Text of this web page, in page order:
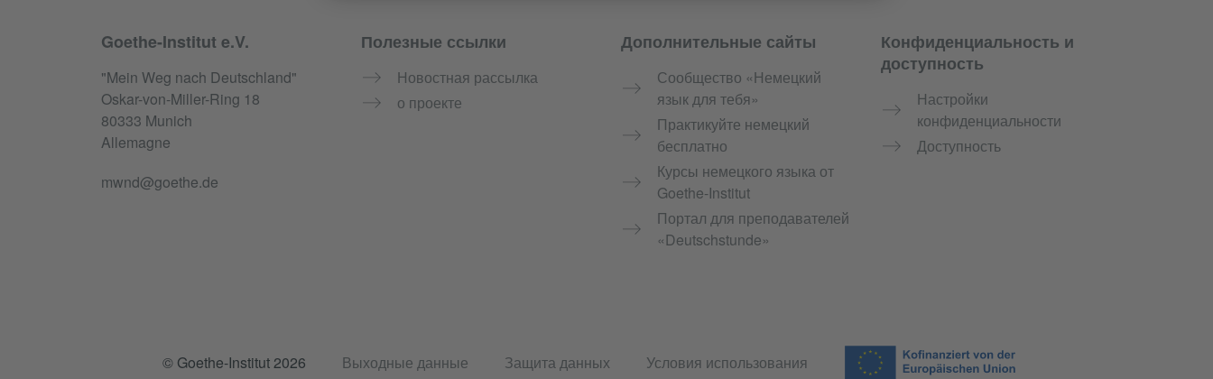
Service- und Informationsbereich
Goethe-Institut e.V.
"Mein Weg nach Deutschland"
Oskar-von-Miller-Ring 18
80333 Munich
Allemagne
mwnd@goethe.de
Полезные ссылки
Новостная рассылка
о проекте
Дополнительные сайты
Сообщество «Немецкий
язык для тебя»
Практикуйте немецкий
бесплатно
Курсы немецкого языка от
Goethe-Institut
Портал для преподавателей
«Deutschstunde»
Конфиденциальность и
доступность
Настройки
конфиденциальности
Доступность
© Goethe-Institut 2026 Выходные данные Защита данных Условия использования